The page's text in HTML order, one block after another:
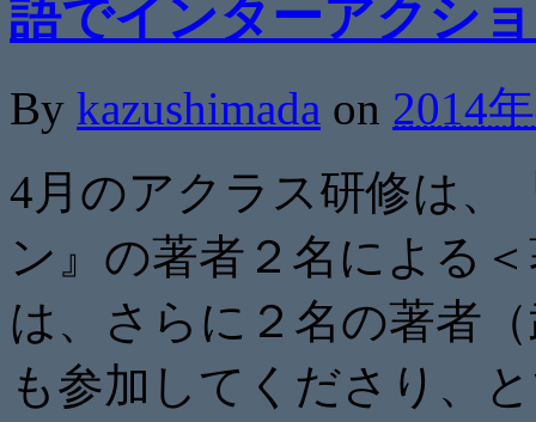
語でインターアクシ
By kazushimada on 2014
4月のアクラス研修は、
ン』の著者２名による
は、さらに２名の著者
も参加してくださり、